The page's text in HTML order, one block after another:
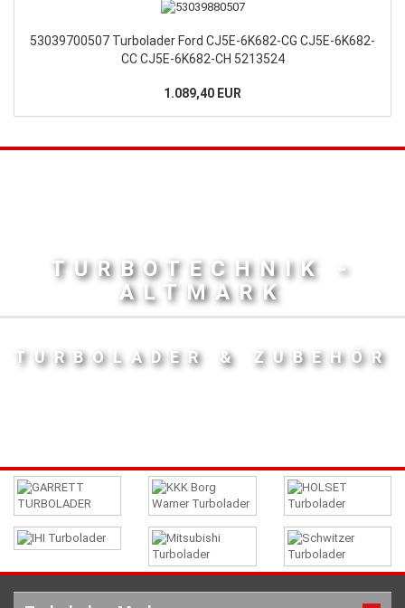
53039700507 Turbolader Ford CJ5E-6K682-CG CJ5E-6K682-
CC CJ5E-6K682-CH 5213524
1.089,40 EUR
TURBOTECHNIK -
ALTMARK
TURBOLADER & ZUBEHÖR